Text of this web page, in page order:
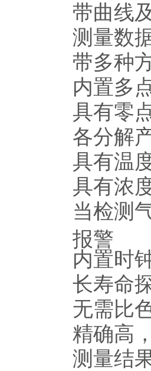
带曲线
测量数
带多种
内置多
具有零
各分解
具有温
具有浓
当检测
报警
内置时
长寿命
无需比
精确高
测量结